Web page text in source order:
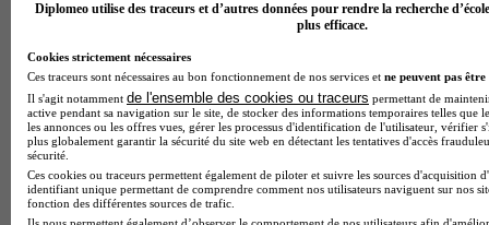
maternelles (atsem). les diplomes peuvent exercer en
structures collectives (creches, haltes-garderies, ecoles
maternelles) ou au domicile des parents, devenant ainsi des
acteurs cles de l'education et du bien-etre des jeunes enfants.
Temps plein
En présentiel
CAP - Production et service en restaurations
(rapide, collective, cafétéria)
Le cap production et service en restaurations propose par le
Diplomeo utilise des traceurs et d’autres données pour rendre la recherche
plus efficace.
Cookies strictement nécessaires
Ces traceurs sont nécessaires au bon fonctionnement de nos services et ne peuvent pas être
Il s'agit notamment de l'ensemble des cookies ou traceurs permettant de
active pendant sa navigation sur le site, de stocker des informations temporaires telles que
les annonces ou les offres vues, gérer les processus d'identification de l'utilisateur, vérifier
plus globalement garantir la sécurité du site web en détectant les tentatives d'accès
sécurité.
Ces cookies ou traceurs permettent également de piloter et suivre les sources d'acquisition
identifiant unique permettant de comprendre comment nos utilisateurs naviguent sur nos
fonction des différentes sources de trafic.